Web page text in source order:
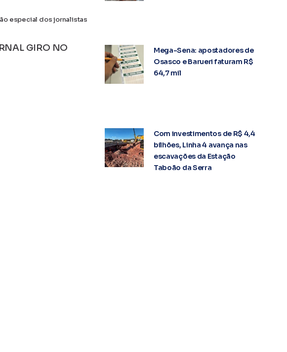
especial dos jornalistas
GIRO NO
Mega-Sena: apostadores de
Osasco e Barueri faturam R$
64,7 mil
Com investimentos de R$ 4,4
bilhões, Linha 4 avança nas
escavações da Estação
Taboão da Serra